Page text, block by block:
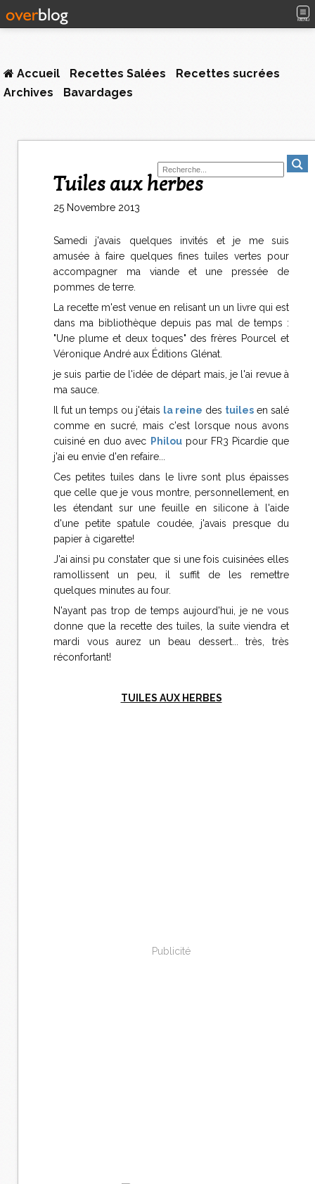
MENU
Accueil Recettes Salées
Recettes sucrées
Archives
Bavardages
Tuiles aux herbes
25 Novembre 2013
Samedi j'avais quelques invités et je me suis
amusée à faire quelques fines tuiles vertes pour
accompagner ma viande et une pressée de
pommes de terre.
La recette m'est venue en relisant un un livre qui est
dans ma bibliothèque depuis pas mal de temps :
"Une plume et deux toques" des frères Pourcel et
Véronique André aux Éditions Glénat.
je suis partie de l'idée de départ mais, je l'ai revue à
ma sauce.
Il fut un temps ou j'étais la reine des tuiles en salé
comme en sucré, mais c'est lorsque nous avons
cuisiné en duo avec Philoupour FR3 Picardie que
j'ai eu envie d'en refaire...
Ces petites tuiles dans le livre sont plus épaisses
que celle que je vous montre, personnellement, en
les étendant sur une feuille en silicone à l'aide
d'une petite spatule coudée, j'avais presque du
papier à cigarette!
J'ai ainsi pu constater que si une fois cuisinées elles
ramollissent un peu, il suffit de les remettre
quelques minutes au four.
N'ayant pas trop de temps aujourd'hui, je ne vous
donne que la recette des tuiles, la suite viendra et
mardi vous aurez un beau dessert... très, très
réconfortant!
TUILES AUX HERBES
Publicité